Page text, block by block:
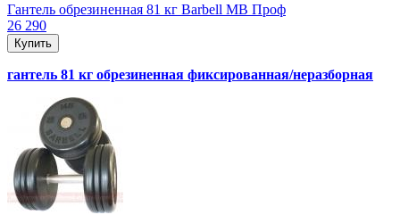
Гантель обрезиненная 81 кг Barbell MB Проф
26 290
Купить
гантель 81 кг обрезиненная фиксированная/неразборная